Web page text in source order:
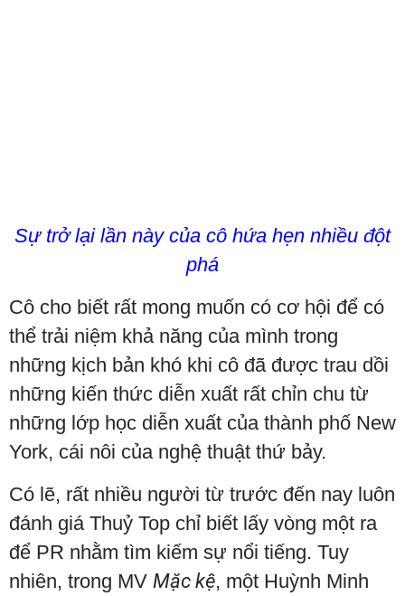
Sự trở lại lần này của cô hứa hẹn nhiều đột
phá
Cô cho biết rất mong muốn có cơ hội để có
thể trải niệm khả năng của mình trong
những kịch bản khó khi cô đã được trau dồi
những kiến thức diễn xuất rất chỉn chu từ
những lớp học diễn xuất của thành phố New
York, cái nôi của nghệ thuật thứ bảy.
Có lẽ, rất nhiều người từ trước đến nay luôn
đánh giá Thuỷ Top chỉ biết lấy vòng một ra
để PR nhằm tìm kiếm sự nổi tiếng. Tuy
nhiên, trong MV Mặc kệ, một Huỳnh Minh